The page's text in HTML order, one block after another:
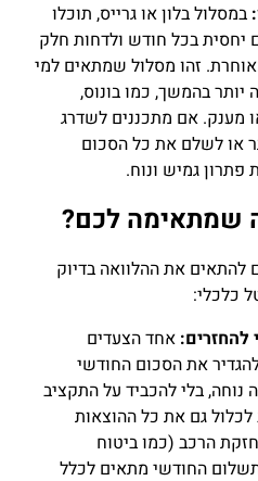
במסלול בלון או גרייס, תוכלו
יחסית בכל חודש ולדחות חלק
זהו מסלול שמתאים למי
יותר בהמשך, כמו בונוס,
אם מתכננים לשדרג
או לשלם את כל הסכום
פתרון גמיש ונוח.
שמתאימה לכם?
להתאים את ההלוואה בדיוק
כלכלי:
להחזרים: אחד הצעדים
את הסכום החודשי
נוחה, בלי להכביד על התקציב
גם את כל ההוצאות
הרכב (כמו ביטוח
החודשי מתאים לכלל